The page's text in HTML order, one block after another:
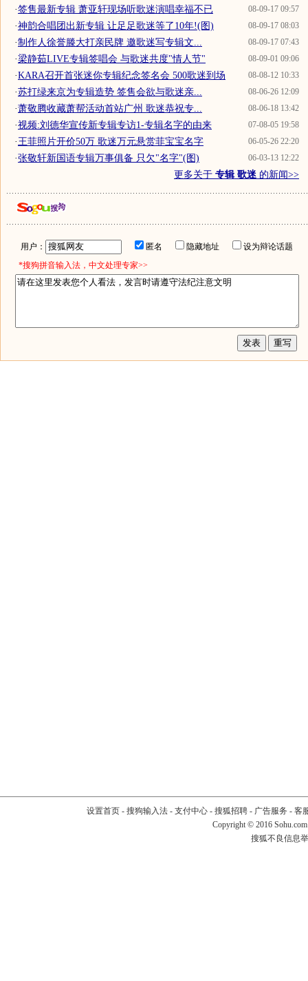
08-09-17 09:57
·签售最新专辑 萧亚轩现场听歌迷演唱幸福不已
08-09-17 08:03
·神韵合唱团出新专辑 让足足歌迷等了10年!(图)
08-09-17 07:43
·制作人徐誉滕大打亲民牌 邀歌迷写专辑文...
08-09-01 09:06
·梁静茹LIVE专辑签唱会 与歌迷共度"情人节"
08-08-12 10:33
·KARA召开首张迷你专辑纪念签名会 500歌迷到场
08-06-26 12:09
·苏打绿来京为专辑造势 签售会欲与歌迷亲...
08-06-18 13:42
·萧敬腾收藏萧帮活动首站广州 歌迷恭祝专...
07-08-05 19:58
·视频:刘德华宣传新专辑专访1-专辑名字的由来
06-05-26 22:20
·王菲照片开价50万 歌迷万元悬赏菲宝宝名字
06-03-13 12:22
·张敬轩新国语专辑万事俱备 只欠"名字"(图)
更多关于 专辑 歌迷 的新闻>>
用户： 匿名 隐藏地址
设为辩论话题
*搜狗拼音输入法，中文处理专家>>
设置首页- 搜狗输入法- 支付中心- 搜狐招聘- 广告服务 - 客
Copyright © 2016
搜狐不良信息